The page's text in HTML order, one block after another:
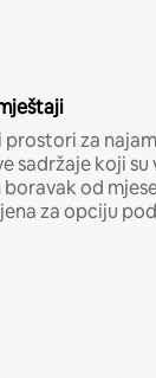
za najam
sadržaje koji su
od
za opciju